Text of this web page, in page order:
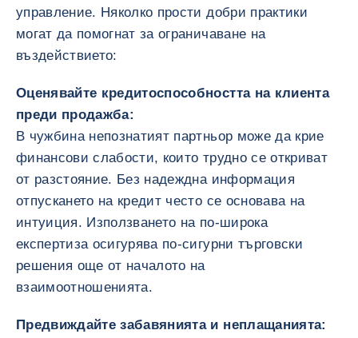
управление. Няколко прости добри практики
могат да помогнат за ограничаване на
въздействието:
Оценявайте кредитоспособността на клиента
преди продажба:
В чужбина непознатият партньор може да крие
финансови слабости, които трудно се откриват
от разстояние. Без надеждна информация
отпускането на кредит често се основава на
интуиция. Използването на по-широка
експертиза осигурява по-сигурни търговски
решения още от началото на
взаимоотношенията.
Предвиждайте забавянията и неплащанията: